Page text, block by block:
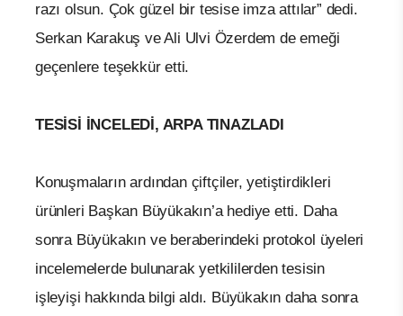
razı olsun. Çok güzel bir tesise imza attılar” dedi.
Serkan Karakuş ve Ali Ulvi Özerdem de emeği
geçenlere teşekkür etti.
TESİSİ İNCELEDİ, ARPA TINAZLADI
Konuşmaların ardından çiftçiler, yetiştirdikleri
ürünleri Başkan Büyükakın’a hediye etti. Daha
sonra Büyükakın ve beraberindeki protokol üyeleri
incelemelerde bulunarak yetkililerden tesisin
işleyişi hakkında bilgi aldı. Büyükakın daha sonra